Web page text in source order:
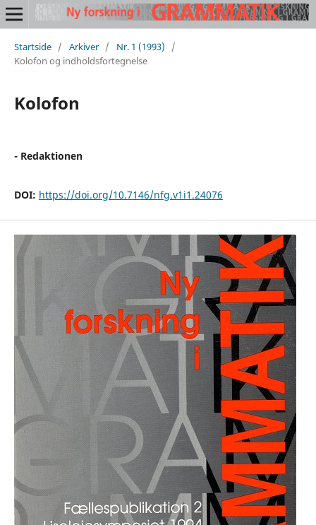
Startside / Arkiver / Nr. 1 (1993)
/
Kolofon og indholdsfortegnelse
Kolofon
- Redaktionen
DOI: https://doi.org/10.7146/nfg.v1i1.24076